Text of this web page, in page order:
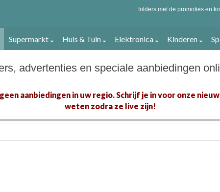
folders met de promoties en
Supermarkt Huis & Tuin Elektronica Kinderen
advertenties en speciale aanbiedingen
aanbiedingen in uw regio. Schrijf je in voor onze
weten zodra ze live zijn!